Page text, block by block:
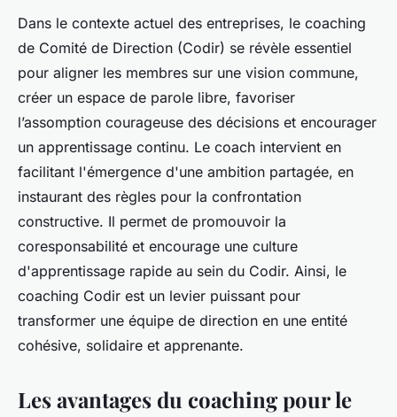
Coaching codir : alignement,
collaboration et croissance
continue
esther•29 février 2024•3 min de lecture
Dans le contexte actuel des entreprises, le coaching
de Comité de Direction (Codir) se révèle essentiel
pour aligner les membres sur une vision commune,
créer un espace de parole libre, favoriser
l’assomption courageuse des décisions et encourager
un apprentissage continu. Le coach intervient en
facilitant l'émergence d'une ambition partagée, en
instaurant des règles pour la confrontation
constructive. Il permet de promouvoir la
coresponsabilité et encourage une culture
d'apprentissage rapide au sein du Codir. Ainsi, le
coaching Codir est un levier puissant pour
transformer une équipe de direction en une entité
cohésive, solidaire et apprenante.
Les avantages du coaching pour le